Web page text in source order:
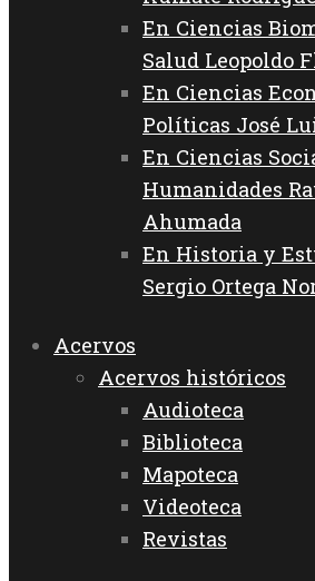
En Ciencias
Salud Leopoldo
En Ciencias
Políticas José
En Ciencias
Humanidades
Ahumada
En Historia y
Sergio Ortega
Acervos
Acervos históricos
Audioteca
Biblioteca
Mapoteca
Videoteca
Revistas